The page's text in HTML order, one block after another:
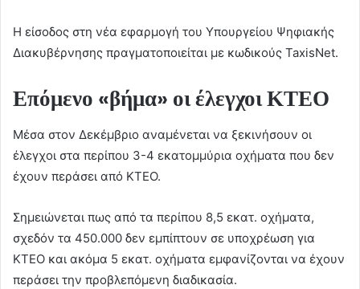
Η είσοδος στη νέα εφαρμογή του Υπουργείου Ψηφιακής
Διακυβέρνησης πραγματοποιείται με κωδικούς TaxisNet.
Επόμενο «βήμα» οι έλεγχοι ΚΤΕΟ
Μέσα στον Δεκέμβριο αναμένεται να ξεκινήσουν οι
έλεγχοι στα περίπου 3-4 εκατομμύρια οχήματα που δεν
έχουν περάσει από ΚΤΕΟ.
Σημειώνεται πως από τα περίπου 8,5 εκατ. οχήματα,
σχεδόν τα 450.000 δεν εμπίπτουν σε υποχρέωση για
ΚΤΕΟ και ακόμα 5 εκατ. οχήματα εμφανίζονται να έχουν
περάσει την προβλεπόμενη διαδικασία.